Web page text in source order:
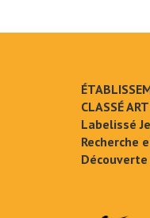
CLASSÉ
Labelissé
Recherche
Découverte